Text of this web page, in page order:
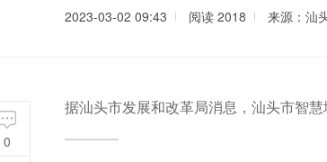
2023-03-02 09:43 阅读 2018 来源：汕
据汕头市发展和改革局消息，汕头市智
0